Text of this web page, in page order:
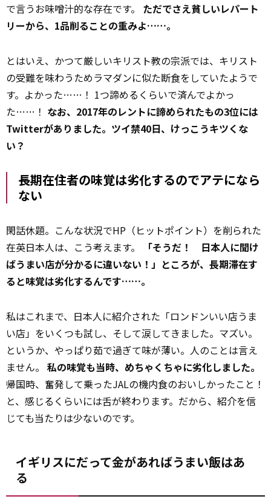
で言うお味噌汁的な存在です。 ただでさえ貧しいレパート
リーから、1品削ることの重みよ……。
とはいえ、かつて厳しいキリスト教の宗派では、キリスト
の受難を味わうためラマダンに似た断食をしていたようで
す。よかった……！ 1つ諦めるくらいで済んでよかっ
た……！ なお、2017年のレントに諦められたもの3位には
Twitterがありました。ツイ禁40日、けっこうキツくな
い？
長期在住者の味覚は劣化するのでアテになら
ない
閑話休題。こんな状況でHP（ヒットポイント）を削られた
在英日本人は、こう考えます。
「そうだ！ 日本人に聞け
ばうまい店が分かるに違いない！」ところが、長期滞在す
ると味覚は劣化するんです……。
私はこれまで、日本人に紹介された「ロンドンいい店うま
い店」をいくつも試し、そして涙してきました。マズい。
というか、やっぱり茹で過ぎて味が薄い。人のことは言え
ません。 私の味覚も当時、めちゃくちゃに劣化しました。
帰国時、奮発して乗ったJALの機内食のおいしかったこと！
と、感じるくらいには舌が終わります。だから、紹介を信
じても当たりは少ないのです。
イギリスにだって金があればうまい飯はあ
る